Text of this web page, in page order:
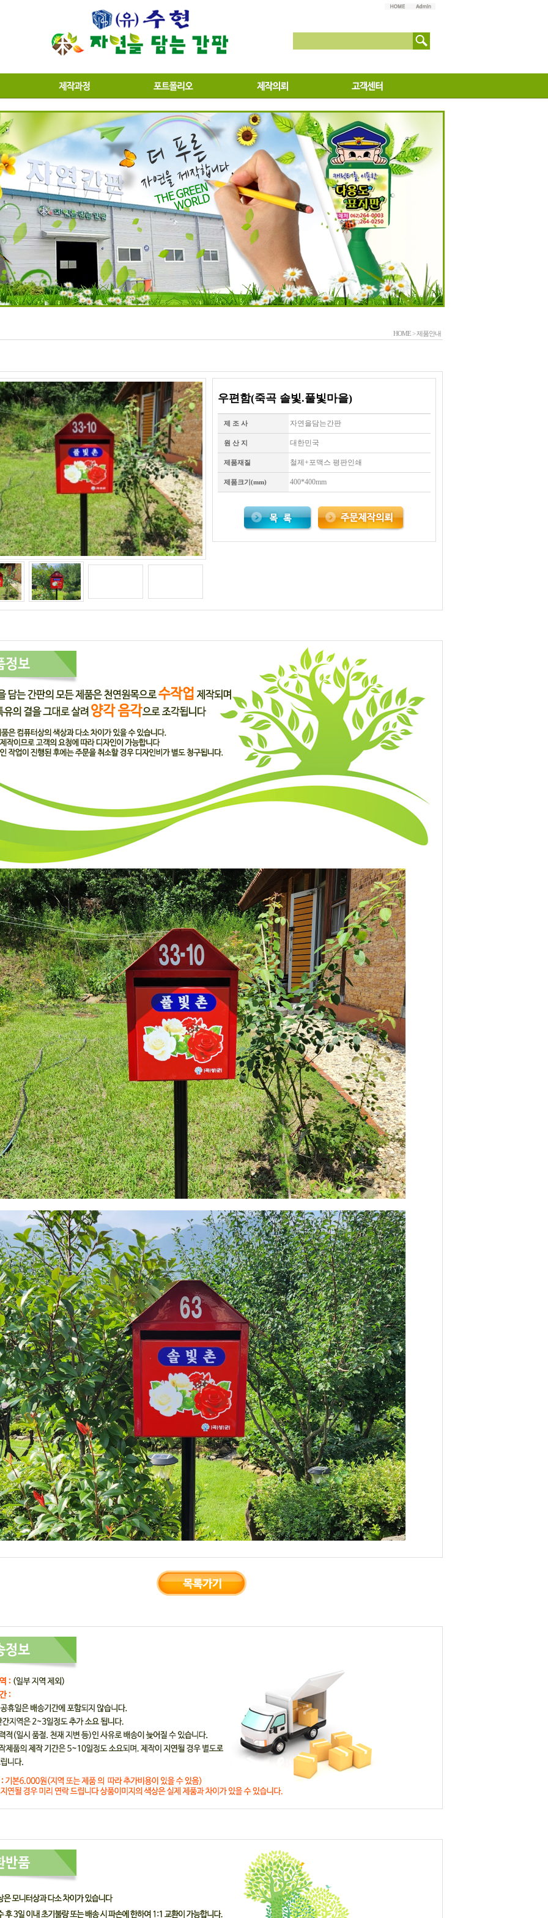
HOME >제품안내
우편함(죽곡 솔빛.풀빛마을)
제 조 사 자연을담는간판
원 산 지 대한민국
제품재질 철제+포맥스 평판인쇄
제품크기(mm) 400*400mm